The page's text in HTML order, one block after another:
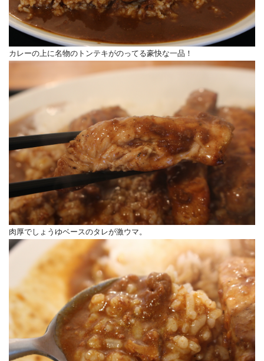
カレーの上に名物のトンテキがのってる豪快な一品！
肉厚でしょうゆベースのタレが激ウマ。